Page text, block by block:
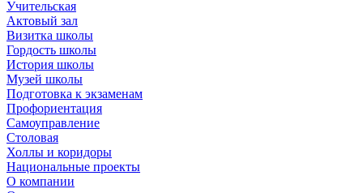
Учительская
Актовый зал
Визитка школы
Гордость школы
История школы
Музей школы
Подготовка к экзаменам
Профориентация
Самоуправление
Столовая
Холлы и коридоры
Национальные проекты
О компании